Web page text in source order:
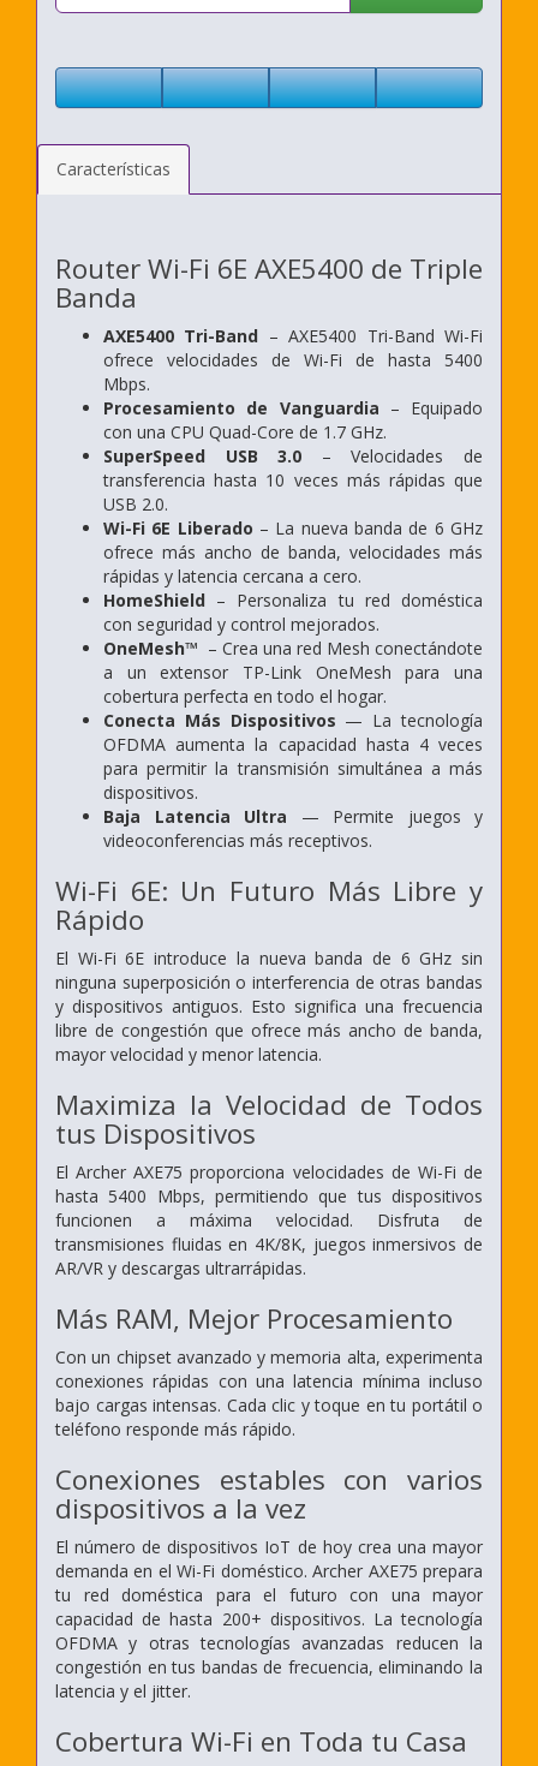
Características
Router Wi-Fi 6E AXE5400 de Triple
Banda
AXE5400 Tri-Band – AXE5400 Tri-Band Wi-Fi
ofrece velocidades de Wi-Fi de hasta 5400
Mbps.
Procesamiento de Vanguardia – Equipado
con una CPU Quad-Core de 1.7 GHz.
SuperSpeed USB 3.0 – Velocidades de
transferencia hasta 10 veces más rápidas que
USB 2.0.
Wi-Fi 6E Liberado – La nueva banda de 6 GHz
ofrece más ancho de banda, velocidades más
rápidas y latencia cercana a cero.
HomeShield – Personaliza tu red doméstica
con seguridad y control mejorados.
OneMesh™ – Crea una red Mesh conectándote
a un extensor TP-Link OneMesh para una
cobertura perfecta en todo el hogar.
Conecta Más Dispositivos — La tecnología
OFDMA aumenta la capacidad hasta 4 veces
para permitir la transmisión simultánea a más
dispositivos.
Baja Latencia Ultra — Permite juegos y
videoconferencias más receptivos.
Wi-Fi 6E: Un Futuro Más Libre y
Rápido
El Wi-Fi 6E introduce la nueva banda de 6 GHz sin
ninguna superposición o interferencia de otras bandas
y dispositivos antiguos. Esto significa una frecuencia
libre de congestión que ofrece más ancho de banda,
mayor velocidad y menor latencia.
Maximiza la Velocidad de Todos
tus Dispositivos
El Archer AXE75 proporciona velocidades de Wi-Fi de
hasta 5400 Mbps, permitiendo que tus dispositivos
funcionen a máxima velocidad. Disfruta de
transmisiones fluidas en 4K/8K, juegos inmersivos de
AR/VR y descargas ultrarrápidas.
Más RAM, Mejor Procesamiento
Con un chipset avanzado y memoria alta, experimenta
conexiones rápidas con una latencia mínima incluso
bajo cargas intensas. Cada clic y toque en tu portátil o
teléfono responde más rápido.
Conexiones estables con varios
dispositivos a la vez
El número de dispositivos IoT de hoy crea una mayor
demanda en el Wi-Fi doméstico. Archer AXE75 prepara
tu red doméstica para el futuro con una mayor
capacidad de hasta 200+ dispositivos. La tecnología
OFDMA y otras tecnologías avanzadas reducen la
congestión en tus bandas de frecuencia, eliminando la
latencia y el jitter.
Cobertura Wi-Fi en Toda tu Casa